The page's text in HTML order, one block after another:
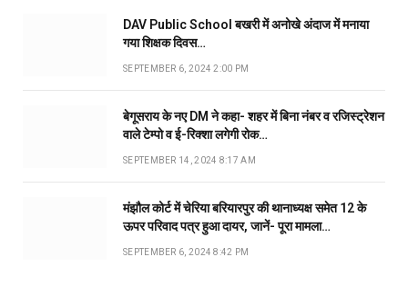
DAV Public School बखरी में अनोखे अंदाज में मनाया
गया शिक्षक दिवस…
SEPTEMBER 6, 2024 2:00 PM
बेगूसराय के नए DM ने कहा- शहर में बिना नंबर व रजिस्ट्रेशन
वाले टेम्पो व ई-रिक्शा लगेगी रोक…
SEPTEMBER 14, 2024 8:17 AM
मंझौल कोर्ट में चेरिया बरियारपुर की थानाध्यक्ष समेत 12 के
ऊपर परिवाद पत्र हुआ दायर, जानें- पूरा मामला…
SEPTEMBER 6, 2024 8:42 PM